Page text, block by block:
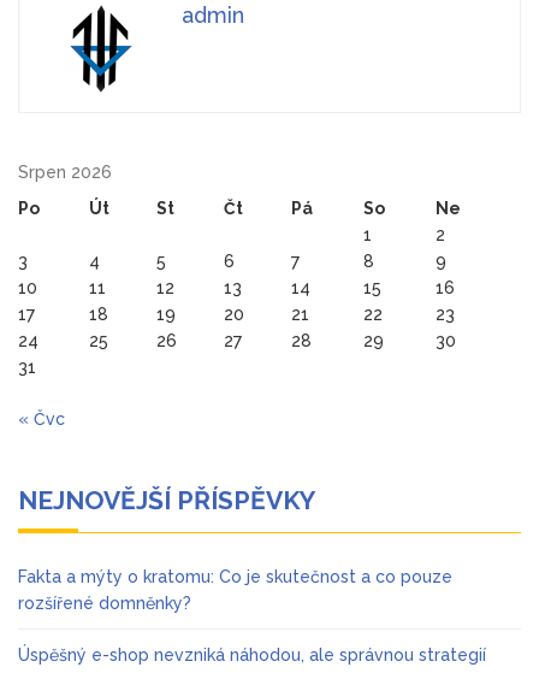
admin
Srpen 2026
Po
Út St Čt Pá So
Ne
1
2
3
4 5 6 7 8
9
10
11 12 13 14 15
16
17
18 19 20 21 22
23
24
25 26 27 28 29
30
31
« Čvc
NEJNOVĚJŠÍ PŘÍSPĚVKY
Fakta a mýty o kratomu: Co je skutečnost a co pouze
rozšířené domněnky?
Úspěšný e-shop nevzniká náhodou, ale správnou strategií